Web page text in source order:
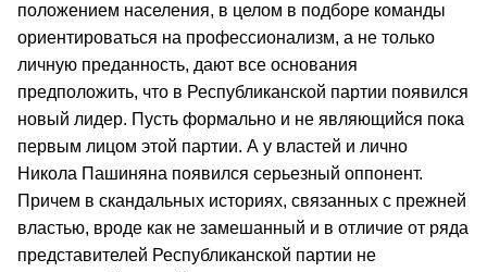
положением населения, в целом в подборе команды
ориентироваться на профессионализм, а не только
личную преданность, дают все основания
предположить, что в Республиканской партии появился
новый лидер. Пусть формально и не являющийся пока
первым лицом этой партии. А у властей и лично
Никола Пашиняна появился серьезный оппонент.
Причем в скандальных историях, связанных с прежней
властью, вроде как не замешанный и в отличие от ряда
представителей Республиканской партии не